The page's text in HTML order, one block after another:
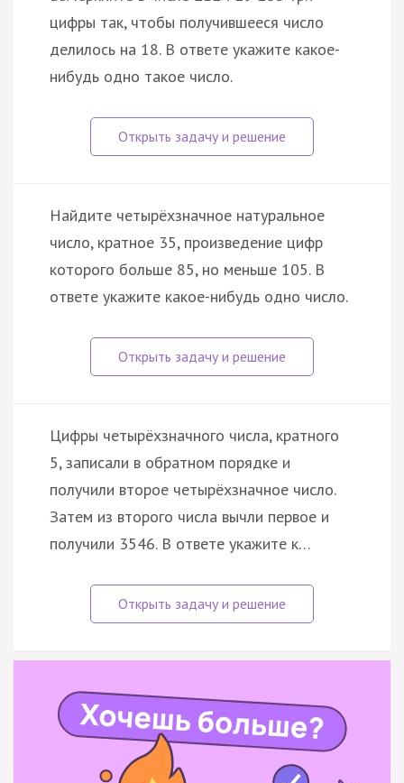
цифры так, чтобы получившееся число
делилось на 18. В ответе укажите какое-
нибудь одно такое число.
Найдите четырёхзначное натуральное
число, кратное 35, произведение цифр
которого больше 85, но меньше 105. В
ответе укажите какое-нибудь одно число.
Цифры четырёхзначного числа, кратного
5, записали в обратном порядке и
получили второе четырёхзначное число.
Затем из второго числа вычли первое и
получили 3546. В ответе укажите к…